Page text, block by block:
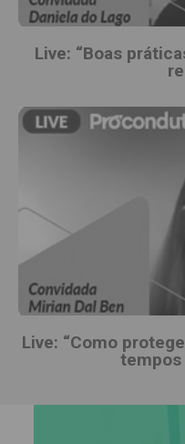
Live: “Boas
Live: “Como
tempos